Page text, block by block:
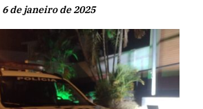
6 de janeiro de 2025